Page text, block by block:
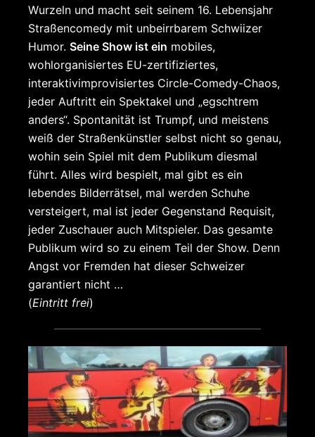
Wurzeln und macht seit seinem 16. Lebensjahr
Straßencomedy mit unbeirrbarem Schwiizer
Humor. Seine Show ist ein mobiles,
wohlorganisiertes EU-zertifiziertes,
interaktivimprovisiertes Circle-Comedy-Chaos,
jeder Auftritt ein Spektakel und „egschtrem
anders“. Spontanität ist Trumpf, und meistens
weiß der Straßenkünstler selbst nicht so genau,
wohin sein Spiel mit dem Publikum diesmal
führt. Alles wird bespielt, mal gibt es ein
lebendes Bilderrätsel, mal werden Schuhe
versteigert, mal ist jeder Gegenstand Requisit,
jeder Zuschauer auch Mitspieler. Das gesamte
Publikum wird so zu einem Teil der Show. Denn
Angst vor Fremden hat dieser Schweizer
garantiert nicht …
(Eintritt frei)